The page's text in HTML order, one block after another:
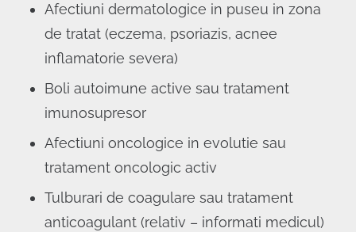
Afectiuni dermatologice in puseu in zona
de tratat (eczema, psoriazis, acnee
inflamatorie severa)
Boli autoimune active sau tratament
imunosupresor
Afectiuni oncologice in evolutie sau
tratament oncologic activ
Tulburari de coagulare sau tratament
anticoagulant (relativ – informati medicul)